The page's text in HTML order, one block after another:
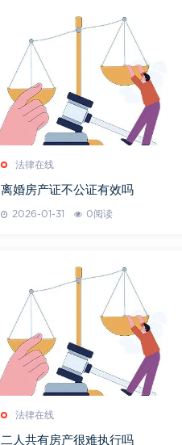
法律在线
离婚房产证不公证有效吗
2026-01-31 0阅读
法律在线
二人共有房产很难执行吗